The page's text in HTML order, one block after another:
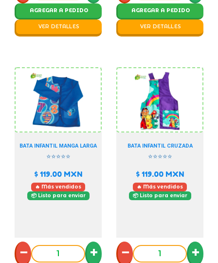
AGREGAR A PEDIDO
VER DETALLES
AGREGAR A PEDIDO
VER DETALLES
BATA INFANTIL MANGA LARGA
⭐⭐⭐⭐⭐
$ 119.00 MXN
🔥 Más vendidos
📦 Listo para enviar
− +
BATA INFANTIL CRUZADA
⭐⭐⭐⭐⭐
$ 119.00 MXN
🔥 Más vendidos
📦 Listo para enviar
− +